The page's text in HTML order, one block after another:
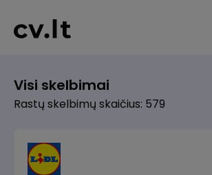
Visi skelbimai
Rastų skelbimų skaičius: 579